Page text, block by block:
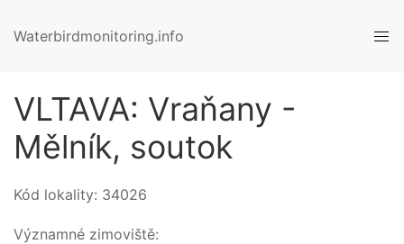
Waterbirdmonitoring.info
VLTAVA: Vraňany -
Mělník, soutok
Kód lokality: 34026
Významné zimoviště: